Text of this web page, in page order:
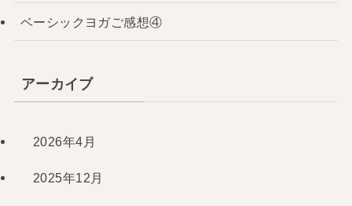
ベーシックヨガご感想④
アーカイブ
2026年4月
2025年12月